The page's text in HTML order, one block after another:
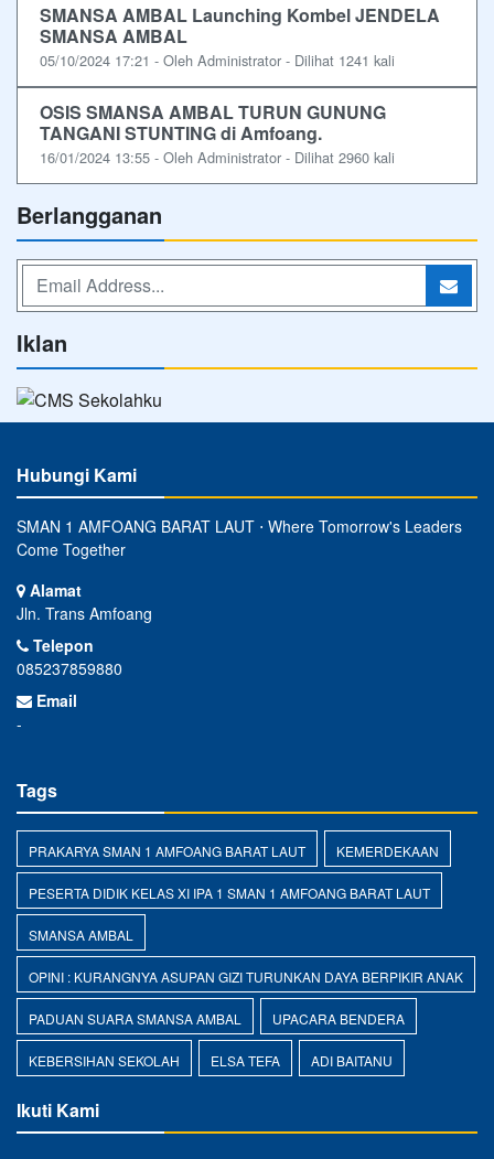
SMANSA AMBAL Launching Kombel JENDELA
SMANSA AMBAL
05/10/2024 17:21 - Oleh Administrator - Dilihat 1241 kali
OSIS SMANSA AMBAL TURUN GUNUNG
TANGANI STUNTING di Amfoang.
16/01/2024 13:55 - Oleh Administrator - Dilihat 2960 kali
Berlangganan
Iklan
Hubungi Kami
SMAN 1 AMFOANG BARAT LAUT ⋅ Where Tomorrow's Leaders
Come Together
Alamat
Jln. Trans Amfoang
Telepon
085237859880
Email
-
Tags
PRAKARYA SMAN 1 AMFOANG BARAT LAUT KEMERDEKAAN
PESERTA DIDIK KELAS XI IPA 1 SMAN 1 AMFOANG BARAT LAUT
SMANSA AMBAL
OPINI : KURANGNYA ASUPAN GIZI TURUNKAN DAYA BERPIKIR ANAK
PADUAN SUARA SMANSA AMBAL UPACARA BENDERA
KEBERSIHAN SEKOLAH ELSA TEFA ADI BAITANU
Ikuti Kami